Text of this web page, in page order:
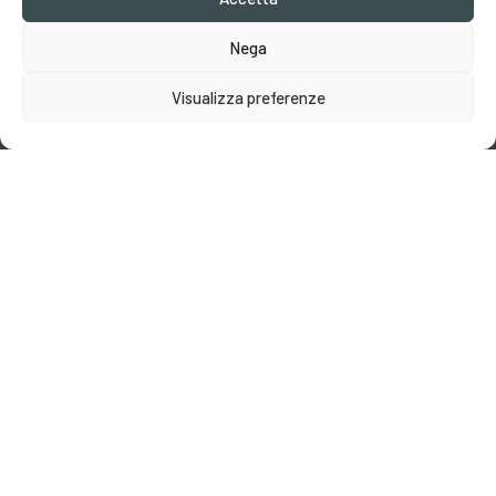
Nega
Visualizza preferenze
info@robertaebasta.com